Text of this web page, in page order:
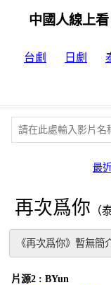
中國人線上看
台劇 日劇
最
再次爲你 （
《再次爲你》暫無簡
片源2 : BYun